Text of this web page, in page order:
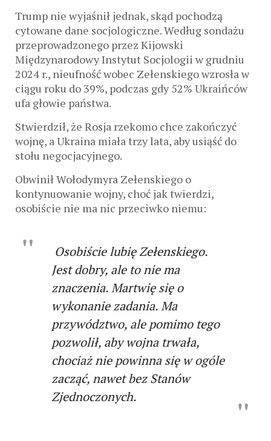
Trump nie wyjaśnił jednak, skąd pochodzą
cytowane dane socjologiczne. Według sondażu
przeprowadzonego przez Kijowski
Międzynarodowy Instytut Socjologii w grudniu
2024 r., nieufność wobec Zełenskiego wzrosła w
ciągu roku do 39%, podczas gdy 52% Ukraińców
ufa głowie państwa.
Stwierdził, że Rosja rzekomo chce zakończyć
wojnę, a Ukraina miała trzy lata, aby usiąść do
stołu negocjacyjnego.
Obwinił Wołodymyra Zełenskiego o
kontynuowanie wojny, choć jak twierdzi,
osobiście nie ma nic przeciwko niemu:
Osobiście lubię Zełenskiego.
Jest dobry, ale to nie ma
znaczenia. Martwię się o
wykonanie zadania. Ma
przywództwo, ale pomimo tego
pozwolił, aby wojna trwała,
chociaż nie powinna się w ogóle
zacząć, nawet bez Stanów
Zjednoczonych.